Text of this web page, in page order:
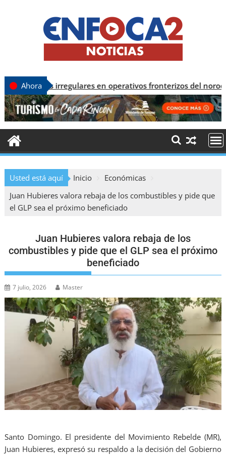
Ahora
irregulares en operativos fronterizos del noroeste
Usted está aquí Inicio
Económicas
Juan Hubieres valora rebaja de los combustibles y pide que
el GLP sea el próximo beneficiado
Juan Hubieres valora rebaja de los
combustibles y pide que el GLP sea el próximo
beneficiado
7 julio, 2026 Master
Santo Domingo. El presidente del Movimiento Rebelde (MR),
Juan Hubieres, expresó su respaldo a la decisión del Gobierno